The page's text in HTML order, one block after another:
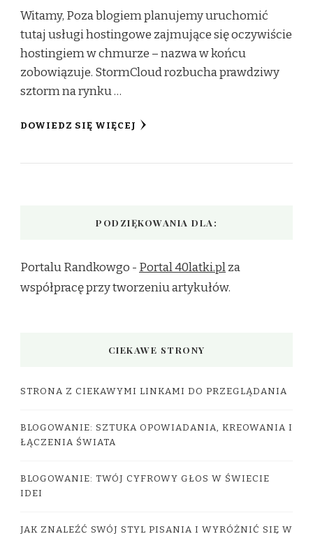
Witamy, Poza blogiem planujemy uruchomić
tutaj usługi hostingowe zajmujące się oczywiście
hostingiem w chmurze – nazwa w końcu
zobowiązuje. StormCloud rozbucha prawdziwy
sztorm na rynku …
DOWIEDZ SIĘ WIĘCEJ
PODZIĘKOWANIA DLA:
Portalu Randkowgo - Portal 40latki.plza
współpracę przy tworzeniu artykułów.
CIEKAWE STRONY
STRONA Z CIEKAWYMI LINKAMI DO PRZEGLĄDANIA
BLOGOWANIE: SZTUKA OPOWIADANIA, KREOWANIA I
ŁĄCZENIA ŚWIATA
BLOGOWANIE: TWÓJ CYFROWY GŁOS W ŚWIECIE
IDEI
JAK ZNALEŹĆ SWÓJ STYL PISANIA I WYRÓŻNIĆ SIĘ W